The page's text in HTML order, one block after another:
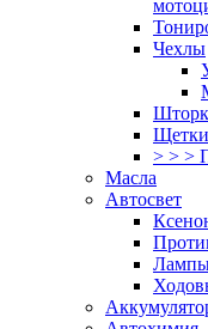
Чехлы
Щетки
> >
Масла
Автосвет
Лампы